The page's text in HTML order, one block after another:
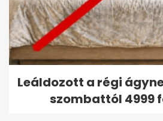
Leáldozott a régi
szombattól 4999